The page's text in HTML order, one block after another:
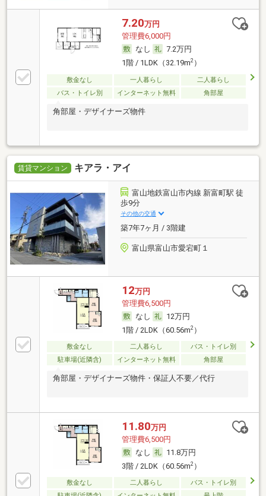
7.20万円
管理費6,000円
なし
7.2万円
1階 / 1LDK（32.19m2）
敷金なし 一人暮らし
二人暮らし
バス・トイレ別
インターネット無料 角部屋
角部屋・デザイナーズ物件
賃貸マンション キアラ・アイ
富山地鉄富山市内線 新富町駅 徒
歩9分
その他の交通
築7年7ヶ月 / 3階建
富山県富山市愛宕町１
12万円
管理費6,500円
なし
12万円
1階 / 2LDK（60.56m2）
敷金なし 二人暮らし
バス・トイレ別
駐車場(近隣含)
インターネット無料 角部屋
角部屋・デザイナーズ物件・保証人不要／代行
11.80万円
管理費6,500円
なし
11.8万円
3階 / 2LDK（60.56m2）
敷金なし 二人暮らし
バス・トイレ別